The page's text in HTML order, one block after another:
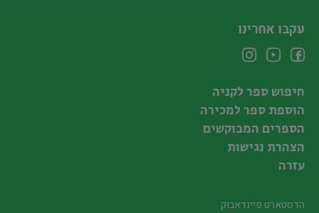
עקבו אחרינו
חיפוש ספר לקניה
הוספת ספר למכירה
הספרים המבוקשים
הצהרת נגישות
עזרה
הדסטארט פיינדאבוק